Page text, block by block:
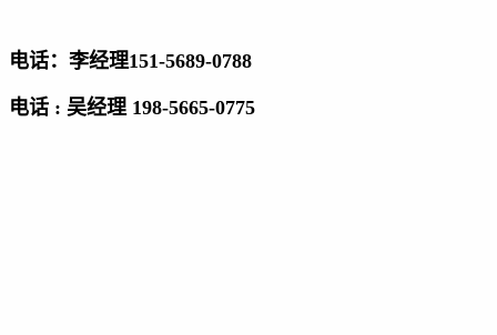
电话：李经理151-5689-0788
电话 : 吴经理 198-5665-0775